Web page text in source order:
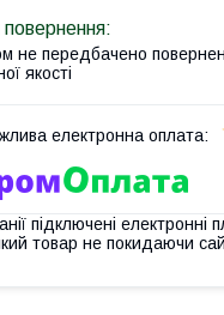
не передбачено
якості
підключені
товар не покидаючи